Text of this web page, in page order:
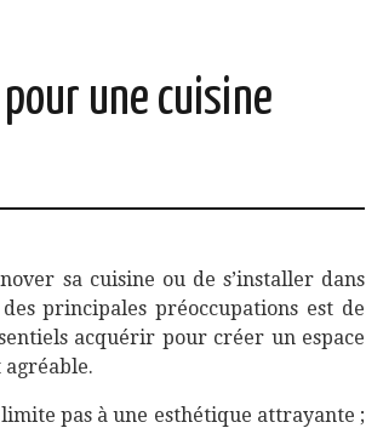
une cuisine
sa cuisine ou de s’installer dans
principales préoccupations est de
acquérir pour créer un espace
pas à une esthétique attrayante ;